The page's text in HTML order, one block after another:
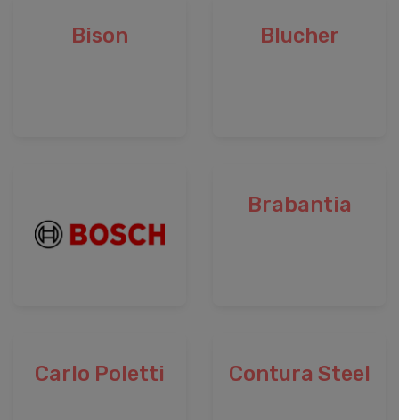
Bison Blucher
Brabantia
Carlo Poletti Contura Steel